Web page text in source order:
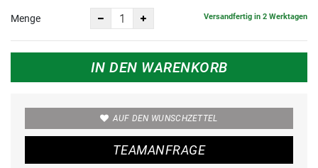
Menge Versandfertig in 2 Werktagen
IN DEN WARENKORB
AUF DEN WUNSCHZETTEL
TEAMANFRAGE